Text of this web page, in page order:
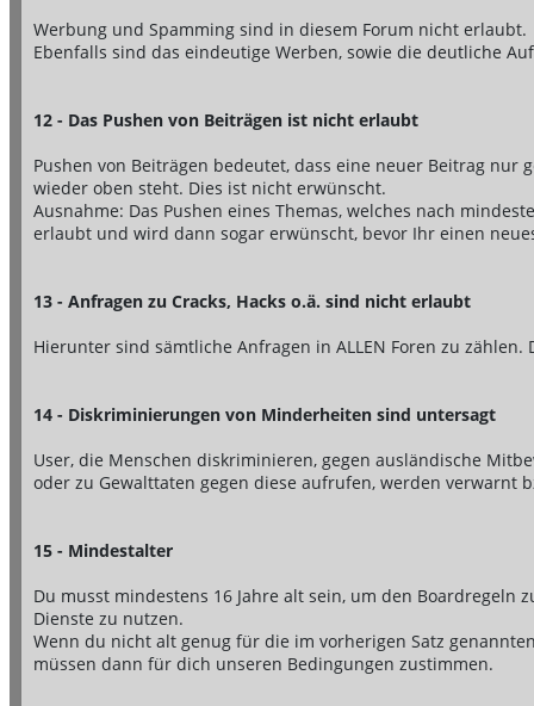
Werbung und Spamming sind in diesem Forum nicht erlaubt.
Ebenfalls sind das eindeutige Werben, sowie die deutliche
12 - Das Pushen von Beiträgen ist nicht erlaubt
Pushen von Beiträgen bedeutet, dass eine neuer Beitrag
wieder oben steht. Dies ist nicht erwünscht.
Ausnahme: Das Pushen eines Themas, welches nach
erlaubt und wird dann sogar erwünscht, bevor Ihr einen
13 - Anfragen zu Cracks, Hacks o.ä. sind nicht erlaubt
Hierunter sind sämtliche Anfragen in ALLEN Foren zu
14 - Diskriminierungen von Minderheiten sind untersagt
User, die Menschen diskriminieren, gegen ausländische
oder zu Gewalttaten gegen diese aufrufen, werden verwarnt
15 - Mindestalter
Du musst mindestens 16 Jahre alt sein, um den
Dienste zu nutzen.
Wenn du nicht alt genug für die im vorherigen Satz
müssen dann für dich unseren Bedingungen zustimmen.